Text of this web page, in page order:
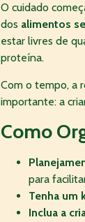
O cuidado
dos alimentos
estar livres de
proteína.
Com o tempo, a
importante: a
Como
para
Tenha um
Inclua a